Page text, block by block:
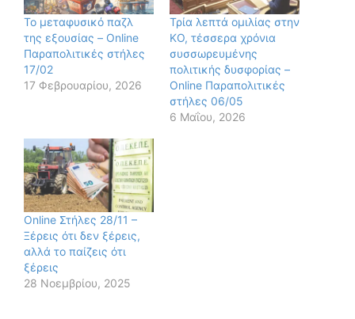
Το μεταφυσικό παζλ
της εξουσίας – Online
Παραπολιτικές στήλες
17/02
17 Φεβρουαρίου, 2026
Τρία λεπτά ομιλίας στην
ΚΟ, τέσσερα χρόνια
συσσωρευμένης
πολιτικής δυσφορίας –
Online Παραπολιτικές
στήλες 06/05
6 Μαΐου, 2026
Online Στήλες 28/11 –
Ξέρεις ότι δεν ξέρεις,
αλλά το παίζεις ότι
ξέρεις
28 Νοεμβρίου, 2025